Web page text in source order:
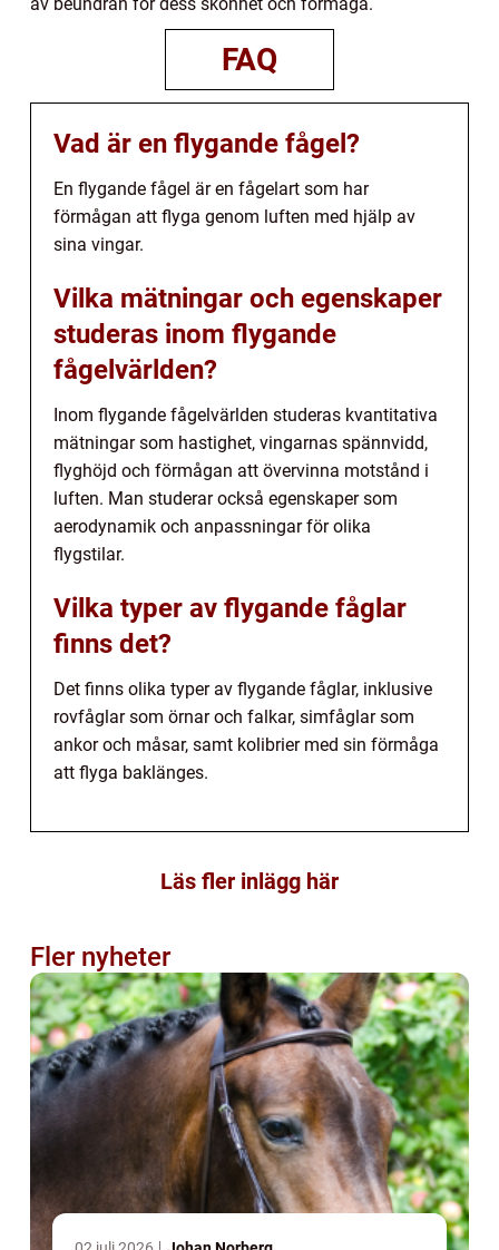
FAQ
Vad är en flygande fågel?
En flygande fågel är en fågelart som har
förmågan att flyga genom luften med hjälp av
sina vingar.
Vilka mätningar och egenskaper
studeras inom flygande
fågelvärlden?
Inom flygande fågelvärlden studeras kvantitativa
mätningar som hastighet, vingarnas spännvidd,
flyghöjd och förmågan att övervinna motstånd i
luften. Man studerar också egenskaper som
aerodynamik och anpassningar för olika
flygstilar.
Vilka typer av flygande fåglar
finns det?
Det finns olika typer av flygande fåglar, inklusive
rovfåglar som örnar och falkar, simfåglar som
ankor och måsar, samt kolibrier med sin förmåga
att flyga baklänges.
Läs fler inlägg här
Fler nyheter